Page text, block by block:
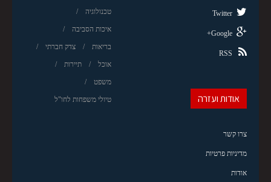
טכנולוגיה
איכות הסביבה
בריאות צדק חברתי
אוכל תיירות
משפט
טיולי משפחות לחו"ל
Twitter
Google+
RSS
אודות ועזרה
צרו קשר
מדיניות פרטיות
אודות